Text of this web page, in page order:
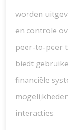
worden
en controle
peer-to-peer
biedt
financiële
interacties.